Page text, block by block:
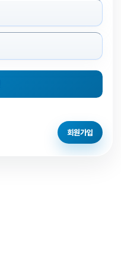
회원가입